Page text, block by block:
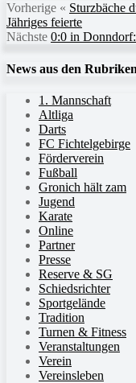
Vorherige « Sturzbäche
Jähriges feierte
Nächste 0:0 in
News aus den Rubriken
1. Mannschaft
Altliga
Darts
FC Fichtelgebirge
Förderverein
Fußball
Gronich hält zam
Jugend
Karate
Online
Partner
Presse
Reserve & SG
Schiedsrichter
Sportgelände
Tradition
Turnen & Fitness
Veranstaltungen
Verein
Vereinsleben